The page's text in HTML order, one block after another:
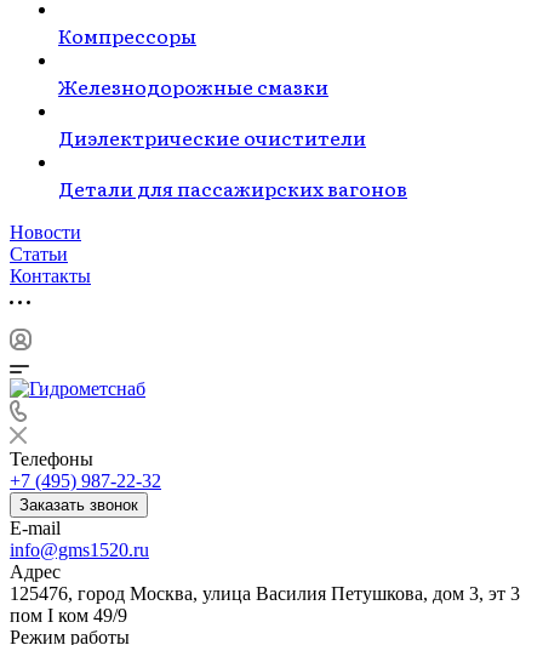
Компрессоры
Железнодорожные смазки
Диэлектрические очистители
Детали для пассажирских вагонов
Новости
Статьи
Контакты
Телефоны
+7 (495) 987-22-32
Заказать звонок
E-mail
info@gms1520.ru
Адрес
125476, город Москва, улица Василия Петушкова, дом 3, эт 3
пом I ком 49/9
Режим работы